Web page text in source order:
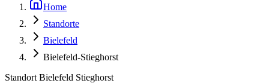
Home
Standorte
Bielefeld
Bielefeld-Stieghorst
Standort Bielefeld Stieghorst